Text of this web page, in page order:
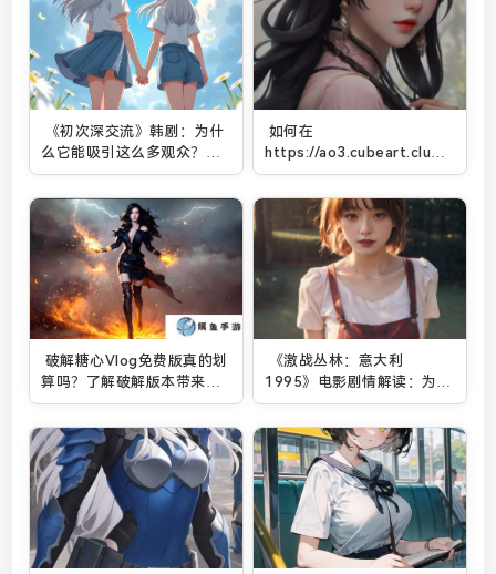
《初次深交流》韩剧：为什
么它能吸引这么多观众？爱
情与职场中的真实与挑战解
析
如何在
https://ao3.cubeart.club/
创作并加入活跃社区：一个
新手创作者的全方位指南
破解糖心Vlog免费版真的划
算吗？了解破解版本带来的
安全隐患与风险
《激战丛林：意大利
1995》电影剧情解读：为何
战士们在丛林中面临生死抉
择？